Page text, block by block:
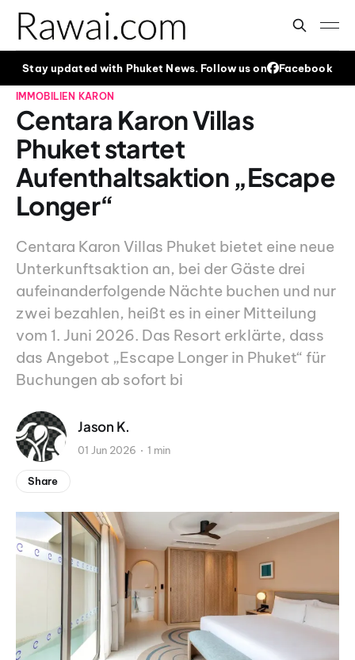
Stay updated with Phuket News. Follow us on Facebook
IMMOBILIEN KARON
Centara Karon Villas
Phuket startet
Aufenthaltsaktion „Escape
Longer“
Centara Karon Villas Phuket bietet eine neue
Unterkunftsaktion an, bei der Gäste drei
aufeinanderfolgende Nächte buchen und nur
zwei bezahlen, heißt es in einer Mitteilung
vom 1. Juni 2026. Das Resort erklärte, dass
das Angebot „Escape Longer in Phuket“ für
Buchungen ab sofort bi
Jason K.
01 Jun 2026 1 min
Share